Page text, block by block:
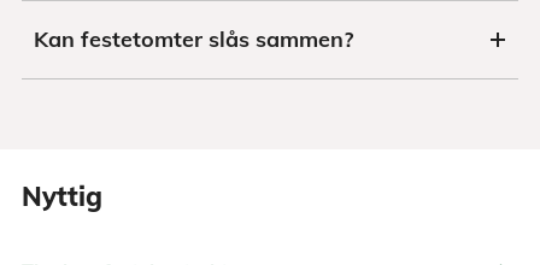
Kan festetomter slås sammen?
Nyttig